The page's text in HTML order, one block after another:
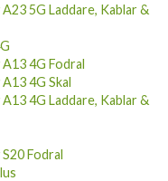
A23 5G Laddare, Kablar &
A13 4G Fodral
4G Skal
A13 4G Laddare, Kablar &
Fodral